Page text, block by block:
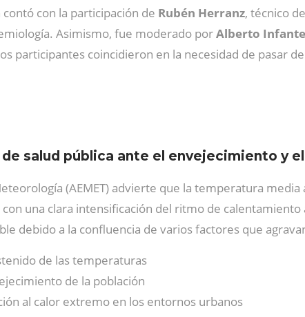
con la participación de Rubén Herranz, técnico
Asimismo, fue moderado porAlberto Infante
participantes coincidieron en la necesidad de pasar
salud pública ante el envejecimiento y
(AEMET) advierte que la temperatura
con una clara intensificación del ritmo de
debido a la confluencia de varios factores que
de las temperaturas
de la población
al calor extremo en los entornos urbanos